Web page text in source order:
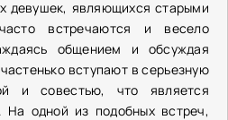
девушек, являющихся старыми
встречаются и весело
общением и обсуждая
вступают в серьезную
и совестью, что является
На одной из подобных встреч,